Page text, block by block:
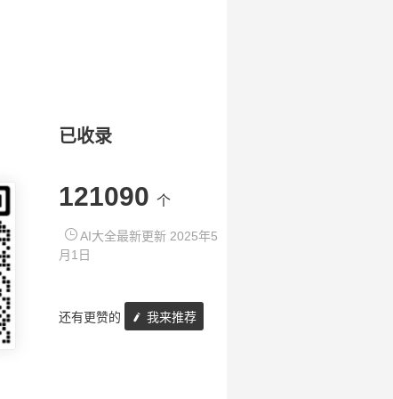
已收录
121090 个
AI大全最新更新 2025年5
月1日
还有更赞的 我来推荐